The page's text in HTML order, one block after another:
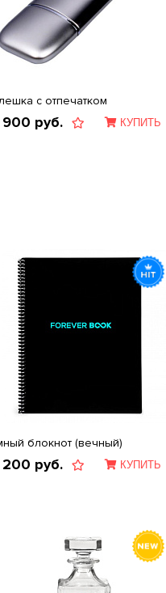
с отпечатком
руб. КУПИТЬ
блокнот (вечный)
руб. КУПИТЬ